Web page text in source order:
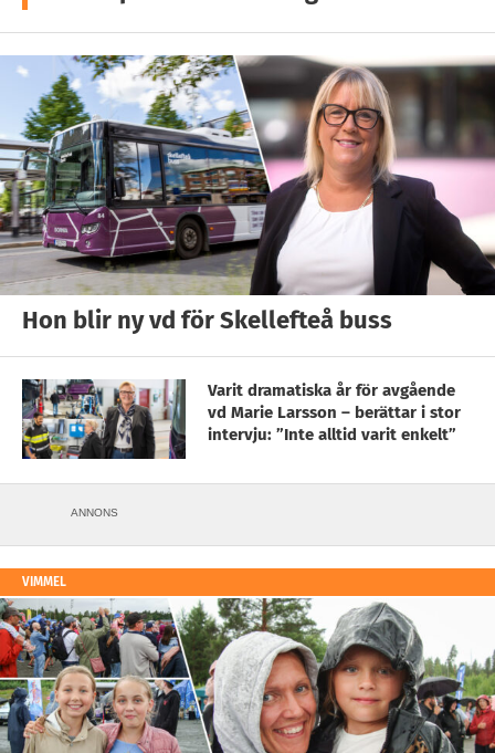
Hon blir ny vd för Skellefteå buss
Varit dramatiska år för avgående
vd Marie Larsson – berättar i stor
intervju: ”Inte alltid varit enkelt”
ANNONS
VIMMEL